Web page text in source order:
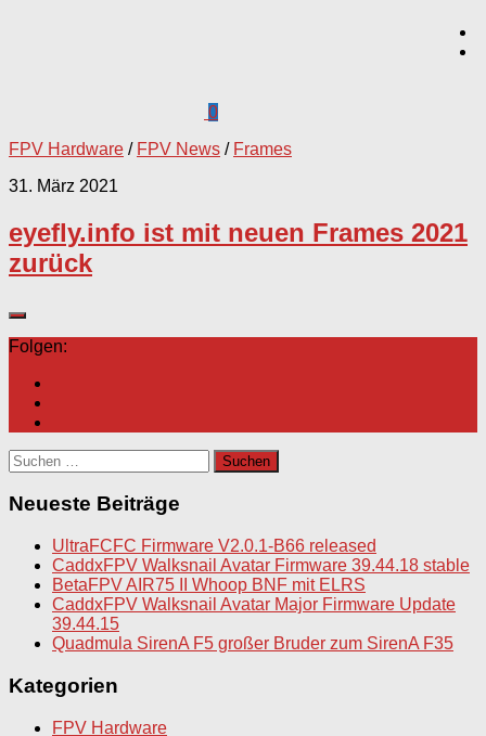
0
FPV Hardware / FPV News / Frames
31. März 2021
eyefly.info ist mit neuen Frames 2021
zurück
Folgen:
Suchen
nach:
Neueste Beiträge
UltraFCFC Firmware V2.0.1-B66 released
CaddxFPV Walksnail Avatar Firmware 39.44.18 stable
BetaFPV AIR75 II Whoop BNF mit ELRS
CaddxFPV Walksnail Avatar Major Firmware Update
39.44.15
Quadmula SirenA F5 großer Bruder zum SirenA F35
Kategorien
FPV Hardware